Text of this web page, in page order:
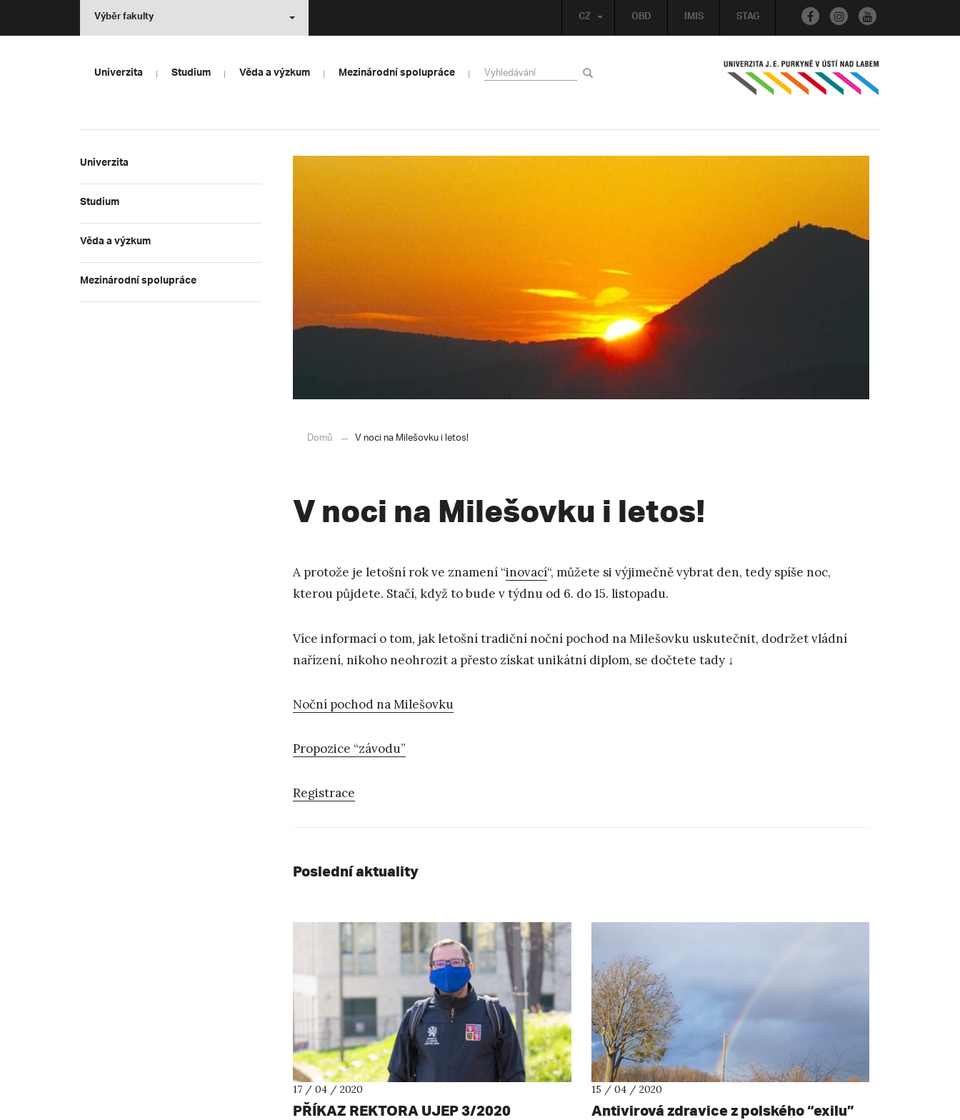
OBD IMIS STAG
CZ
Výběr fakulty
Univerzita Studium Věda a výzkum Mezinárodní spolupráce
Univerzita
Studium
Věda a výzkum
Mezinárodní spolupráce
Domů V noci na Milešovku i letos!
V noci na Milešovku i letos!
A protože je letošní rok ve znamení “inovací“, můžete si výjimečně vybrat den, tedy spíše noc,
kterou půjdete. Stačí, když to bude v týdnu od 6. do 15. listopadu.
Více informací o tom, jak letošní tradiční noční pochod na Milešovku uskutečnit, dodržet vládní
nařízení, nikoho neohrozit a přesto získat unikátní diplom, se dočtete tady ↓
Noční pochod na Milešovku
Propozice “závodu”
Registrace
Poslední aktuality
17 / 04 / 2020
PŘÍKAZ REKTORA UJEP 3/2020
15 / 04 / 2020
Antivirová zdravice z polského “exilu”